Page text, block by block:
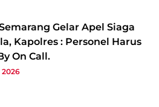
Gelar Apel Siaga
Kapolres : Personel Harus
On Call.
2026